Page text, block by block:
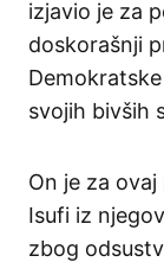
izjavio je za
doskorašnji
svojih bivših
On je za
Isufi iz
zbog